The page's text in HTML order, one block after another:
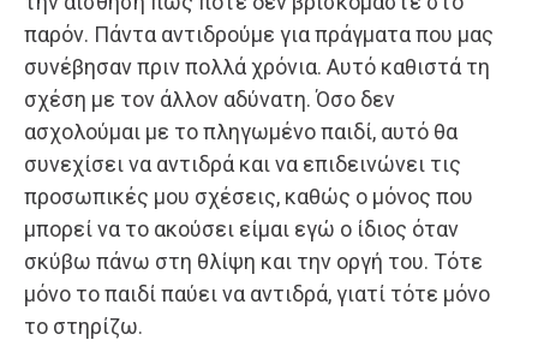
παρόν. Πάντα αντιδρούμε για πράγματα που μας
συνέβησαν πριν πολλά χρόνια. Αυτό καθιστά τη
σχέση με τον άλλον αδύνατη. Όσο δεν
ασχολούμαι με το πληγωμένο παιδί, αυτό θα
συνεχίσει να αντιδρά και να επιδεινώνει τις
προσωπικές μου σχέσεις, καθώς ο μόνος που
μπορεί να το ακούσει είμαι εγώ ο ίδιος όταν
σκύβω πάνω στη θλίψη και την οργή του. Τότε
μόνο το παιδί παύει να αντιδρά, γιατί τότε μόνο
το στηρίζω.